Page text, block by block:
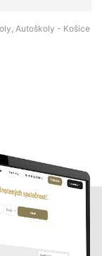
Autoškoly - Košice